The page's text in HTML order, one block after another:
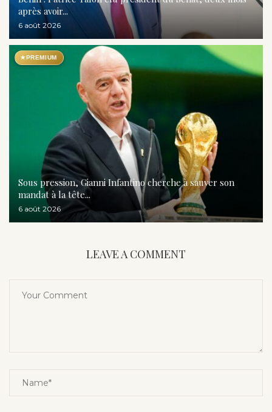
après avoir...
6 août 2026
★PREMIUM
Sous pression, Gianni Infantino cherche à sauver son
mandat à la tête...
6 août 2026
LEAVE A COMMENT